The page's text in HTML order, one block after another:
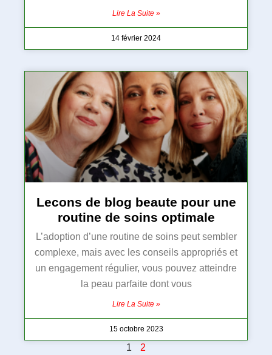
Lire La Suite »
14 février 2024
Lecons de blog beaute pour une
routine de soins optimale
L’adoption d’une routine de soins peut sembler
complexe, mais avec les conseils appropriés et
un engagement régulier, vous pouvez atteindre
la peau parfaite dont vous
Lire La Suite »
15 octobre 2023
1 2